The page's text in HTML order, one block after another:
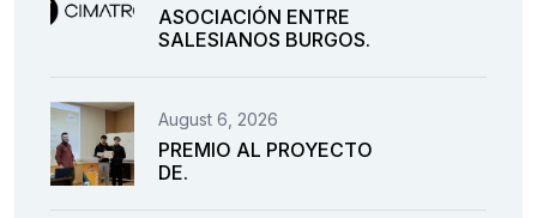
ASOCIACIÓN ENTRE
SALESIANOS BURGOS.
August 6, 2026
PREMIO AL PROYECTO
DE.